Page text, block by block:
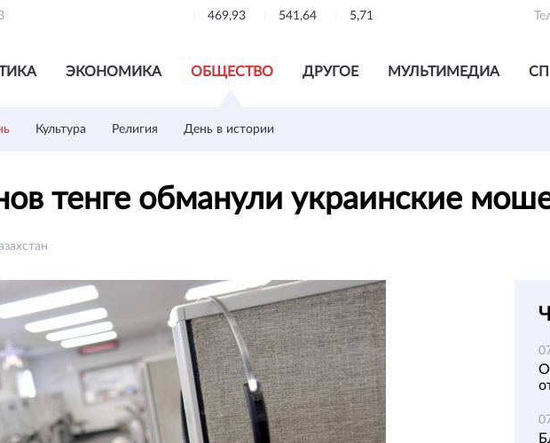
469,93 541,64 5,71
ЭКОНОМИКА ОБЩЕСТВО ДРУГОЕ МУЛЬТИМЕДИА
Культура Религия День в истории
тенге обманули украинские